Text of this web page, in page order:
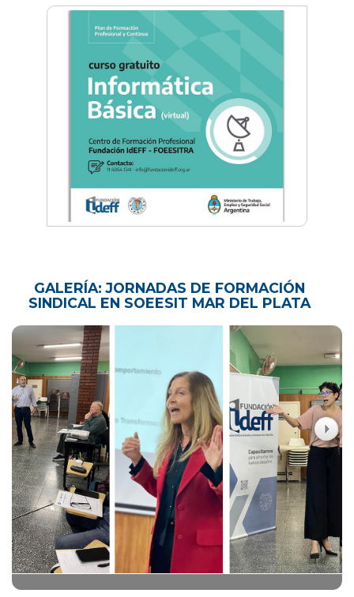
GALERÍA: JORNADAS DE FORMACIÓN
SINDICAL EN SOEESIT MAR DEL PLATA